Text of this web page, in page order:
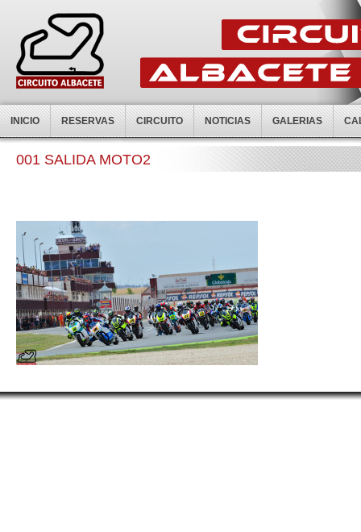
INICIO RESERVAS CIRCUITO NOTICIAS GALERIAS
001 SALIDA MOTO2